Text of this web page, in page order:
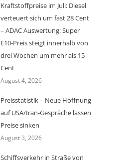
Kraftstoffpreise im Juli: Diesel
verteuert sich um fast 28 Cent
– ADAC Auswertung: Super
E10-Preis steigt innerhalb von
drei Wochen um mehr als 15
Cent
August 4, 2026
Preisstatistik – Neue Hoffnung
auf USA/Iran-Gespräche lassen
Preise sinken
August 3, 2026
Schiffsverkehr in Straße von